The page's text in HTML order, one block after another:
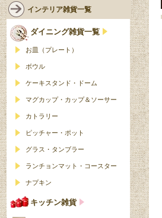
インテリア雑貨一覧
ダイニング雑貨一覧
お皿（プレート）
ボウル
ケーキスタンド・ドーム
マグカップ・カップ＆ソーサー
カトラリー
ピッチャー・ポット
グラス・タンブラー
ランチョンマット・コースター
ナプキン
キッチン雑貨